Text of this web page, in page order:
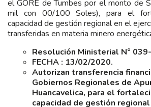
el GORE de Tumbes por el monto de
mil con 00/100 Soles), para el
capacidad de gestión regional en el
transferidas en materia minero
Resolución Ministerial N°
FECHA : 13/02/2020.
Autorizan transferencia
Gobiernos Regionales de
Huancavelica, para el
capacidad de gestión